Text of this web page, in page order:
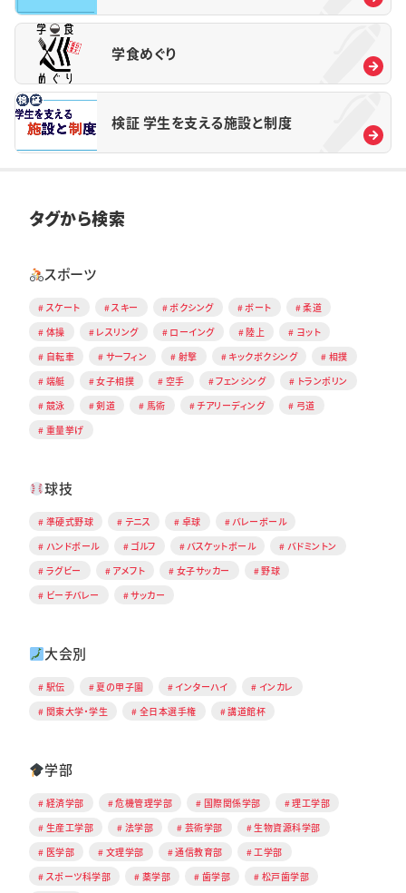
学食めぐり
検証 学生を支える施設と制度
タグから検索
スポーツ
スケート スキー ボクシング ボート
柔道
体操
レスリング ローイング 陸上
ヨット
自転車
サーフィン 射撃 キックボクシング
相撲
端艇
女子相撲 空手 フェンシング
トランポリン
競泳
剣道 馬術 チアリーディング
弓道
重量挙げ
球技
準硬式野球 テニス 卓球
バレーボール
ハンドボール
ゴルフ バスケットボール
バドミントン
ラグビー
アメフト 女子サッカー
野球
ビーチバレー
サッカー
大会別
駅伝 夏の甲子園 インターハイ
インカレ
関東大学・学生
全日本選手権 講道館杯
学部
経済学部 危機管理学部 国際関係学部
理工学部
生産工学部
法学部 芸術学部
生物資源科学部
医学部
文理学部 通信教育部
工学部
スポーツ科学部
薬学部 歯学部
松戸歯学部